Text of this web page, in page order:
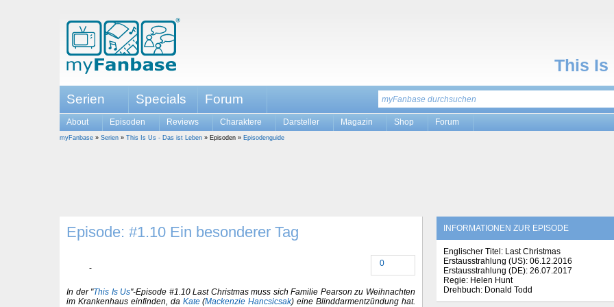
This Is
Serien Specials Forum
About Episoden Reviews Charaktere Darsteller Magazin Shop Forum
myFanbase » Serien » This Is Us - Das ist Leben » Episoden » Episodenguide
Episode: #1.10 Ein besonderer Tag
0
In der "This Is Us"-Episode #1.10 Last Christmas muss sich Familie Pearson zu Weihnachten
im Krankenhaus einfinden, da Kate(Mackenzie Hancsicsak) eine Blinddarmentzündung hat.
INFORMATIONEN ZUR EPISODE
Englischer Titel: Last Christmas
Erstausstrahlung (US): 06.12.2016
Erstausstrahlung (DE): 26.07.2017
Regie: Helen Hunt
Drehbuch: Donald Todd